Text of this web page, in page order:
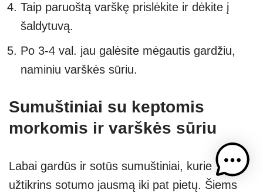
Taip paruoštą varškę prislėkite ir dėkite į
šaldytuvą.
Po 3-4 val. jau galėsite mėgautis gardžiu,
naminiu varškės sūriu.
Sumuštiniai su keptomis
morkomis ir varškės sūriu
Labai gardūs ir sotūs sumuštiniai, kurie
užtikrins sotumo jausmą iki pat pietų. Šiems